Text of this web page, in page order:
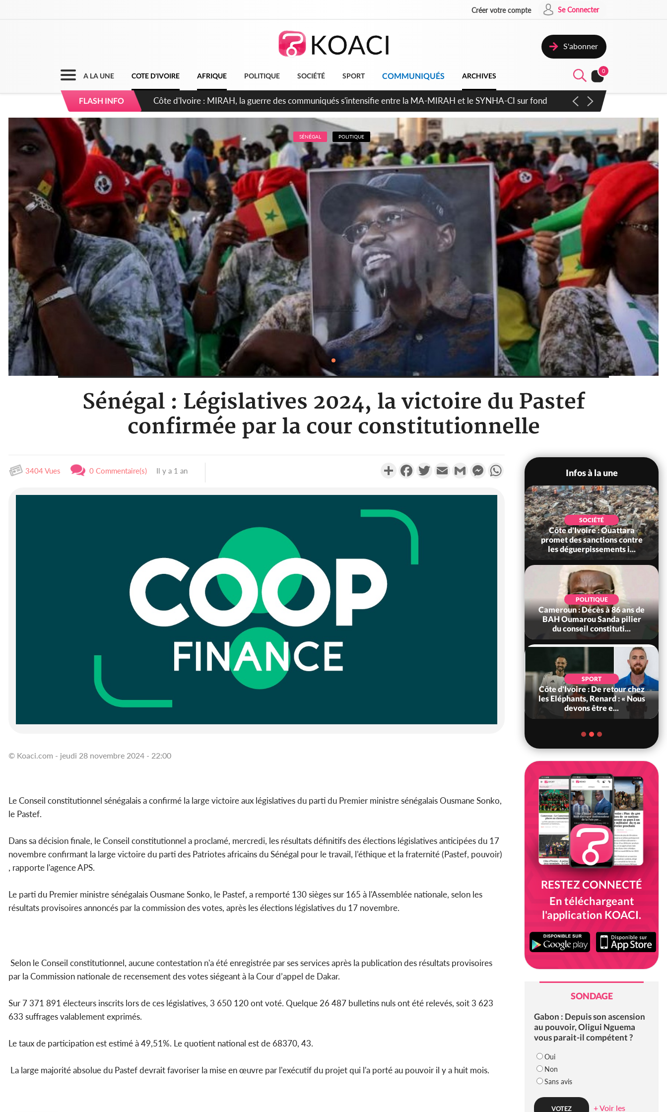
Créer votre compte Se Connecter
S'abonner
A LA UNE COTE D'IVOIRE AFRIQUE POLITIQUE SOCIÉTÉ SPORT COMMUNIQUÉS ARCHIVES
0
FLASH INFO Côte d'Ivoire : Indépendance 2026, Thiam plaide pour un environnement démocratique plus apaisé
SÉNÉGAL POLITIQUE
Sénégal : Législatives 2024, la victoire du Pastef
confirmée par la cour constitutionnelle
3404 Vues 0 Commentaire(s) Il y a 1 an PartagerFacebookTwitterEmail Gmail MessengerWhatsApp
© Koaci.com - jeudi 28 novembre 2024 - 22:00
Le Conseil constitutionnel sénégalais a confirmé la large victoire aux législatives du parti du Premier ministre sénégalais Ousmane Sonko,
le Pastef.
Dans sa décision finale, le Conseil constitutionnel a proclamé, mercredi, les résultats définitifs des élections législatives anticipées du 17
novembre confirmant la large victoire du parti des Patriotes africains du Sénégal pour le travail, l’éthique et la fraternité (Pastef, pouvoir)
, rapporte l'agence APS.
Le parti du Premier ministre sénégalais Ousmane Sonko, le Pastef, a remporté 130 sièges sur 165 à l'Assemblée nationale, selon les
résultats provisoires annoncés par la commission des votes, après les élections législatives du 17 novembre.
Selon le Conseil constitutionnel, aucune contestation n'a été enregistrée par ses services après la publication des résultats provisoires
par la Commission nationale de recensement des votes siégeant à la Cour d’appel de Dakar.
Sur 7 371 891 électeurs inscrits lors de ces législatives, 3 650 120 ont voté. Quelque 26 487 bulletins nuls ont été relevés, soit 3 623
633 suffrages valablement exprimés.
Le taux de participation est estimé à 49,51%. Le quotient national est de 68370, 43.
La large majorité absolue du Pastef devrait favoriser la mise en œuvre par l'exécutif du projet qui l'a porté au pouvoir il y a huit mois.
Infos à la une
Côte d'Ivoire : Après le pari
réussi du 66e anniversaire,
SOCIÉTÉ
Côte d'Ivoire : Ouattara
promet des sanctions contre
les déguerpissements i...
POLITIQUE
Cameroun : Décès à 86 ans de
BAH Oumarou Sanda pilier
du conseil constituti...
SPORT
Côte d'Ivoire : De retour chez
les Eléphants, Renard : « Nous
devons être e...
RESTEZ CONNECTÉ
En téléchargeant
l'application KOACI.
SONDAGE
Gabon : Depuis son ascension
au pouvoir, Oligui Nguema
vous parait-il compétent ?
Oui
Non
Sans avis
+ Voir les